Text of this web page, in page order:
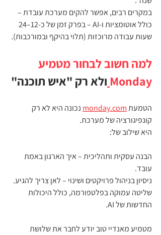
במקרים רבים, אפשר להקים מערכת עובדת –
שעות עבודה מרוכזות (תלוי בהיקף ובמורכבות).
למה חשוב לבחור מטמיע
Monday ולא רק "איש תוכנה"
הטמעת monday.com נכונה היא לא רק
קונפיגורציה של מערכת.
היא שילוב של:
הבנה עסקית ותהליכית – איך הארגון באמת
עובד.
ניסיון בניהול פרויקטים ושינוי – לאן צריך להגיע.
שליטה עמוקה בפלטפורמה, כולל היכולות
החדשות של AI.
מטמיע מאנדיי טוב יודע לחבר את שלושת